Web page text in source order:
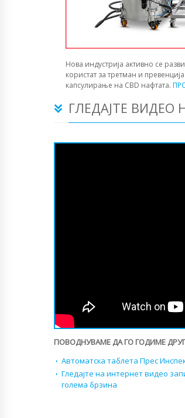
Нова индустрија активно се
користат за третман и
капсулирање на CBD нафтата.
ГЛЕДАЈТЕ ВИДЕО
ПОВОДНУВАМЕ ДА ГО ГОДИМЕ
Автоматска таблета Прес
Гледајте на интернет видео
голема брзина